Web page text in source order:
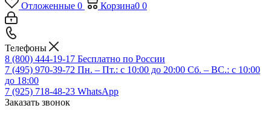
Отложенные 0 Корзина0 0
Телефоны
8 (800) 444-19-17 Бесплатно по России
7 (495) 970-39-72 Пн. – Пт.: с 10:00 до 20:00 Сб. – ВС.: c 10:00
до 18:00
7 (925) 718-48-23 WhatsApp
Заказать звонок